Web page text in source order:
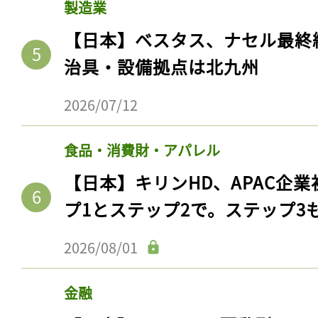
製造業
【日本】ベスタス、ナセル最
治具・設備拠点は北九州
2026/07/12
食品・消費財・アパレル
【日本】キリンHD、APAC企
プ1とステップ2で。ステップ3
2026/08/01
金融